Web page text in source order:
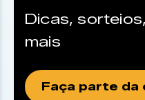
Dicas,
mais
Faça parte da